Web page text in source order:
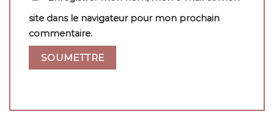
site dans le navigateur pour mon prochain
commentaire.